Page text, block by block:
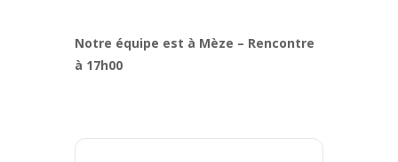
Notre équipe est à Mèze – Rencontre
à 17h00